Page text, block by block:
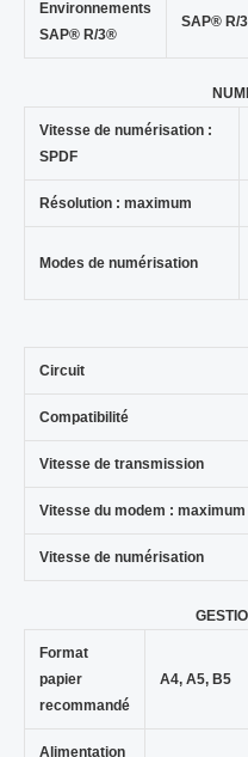
Environnements
SAP® R/3®
SAP® R/
Vitesse de numérisation :
SPDF
Résolution : maximum
Modes de numérisation
Circuit
Compatibilité
Vitesse de transmission
Vitesse du modem : maximum
Vitesse de numérisation
Format
papier
recommandé
A4, A5, B5
Alimentation